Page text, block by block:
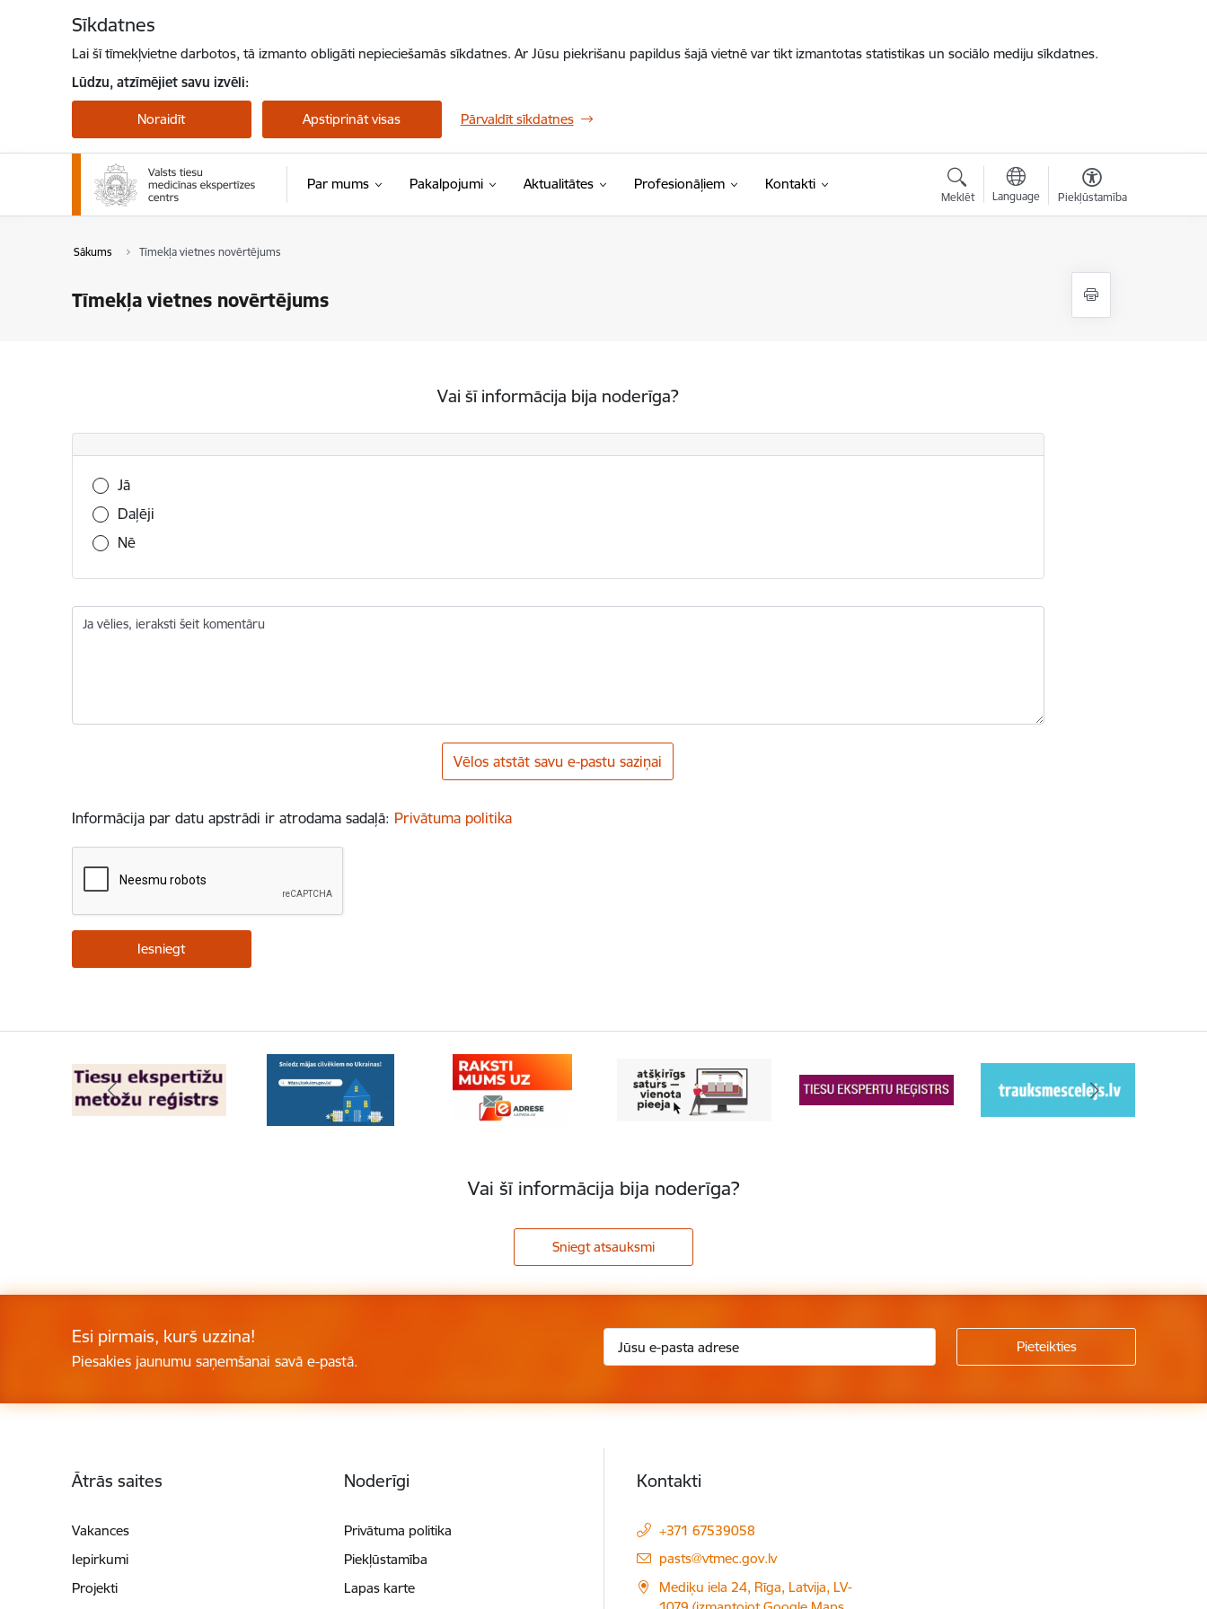
Sīkdatnes
Lai šī tīmekļvietne darbotos, tā izmanto obligāti nepieciešamās sīkdatnes. Ar Jūsu piekrišanu papildus šajā vietnē var tikt izmantotas statistikas un sociālo mediju sīkdatnes.
Lūdzu, atzīmējiet savu izvēli:
Noraidīt Apstiprināt visas Pārvaldīt sīkdatnes
Par mums Pakalpojumi Aktualitātes Profesionāļiem Kontakti
Meklēt Language Piekļūstamība
Sākums Tīmekļa vietnes novērtējums
Tīmekļa vietnes novērtējums
Vai šī informācija bija noderīga?
Vai šī informācija bija noderīga?
Jā
Daļēji
Nē
Ja vēlies, ieraksti šeit komentāru
Vēlos atstāt savu e-pastu saziņai
Informācija par datu apstrādi ir atrodama sadaļā: Privātuma politika
Vai šī informācija bija noderīga?
Sniegt atsauksmi
Esi pirmais, kurš uzzina!
Piesakies jaunumu saņemšanai savā e-pastā.
Ātrās saites
Vakances
Iepirkumi
Projekti
Noderīgi
Privātuma politika
Piekļūstamība
Lapas karte
Kontakti
+371 67539058
E-pasts:
pasts@vtmec.gov.lv
Mediķu iela 24, Rīga, Latvija, LV-